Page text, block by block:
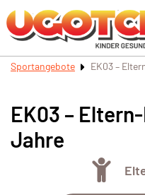
Sportangebote EK03 –
EK03 –
Jahre